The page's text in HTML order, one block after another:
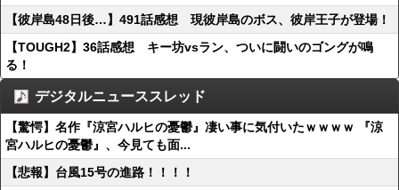
【彼岸島48日後…】491話感想 現彼岸島のボス、彼岸王子が登場！
【TOUGH2】36話感想 キー坊vsラン、ついに闘いのゴングが鳴
る！
デジタルニューススレッド
【驚愕】名作『涼宮ハルヒの憂鬱』凄い事に気付いたｗｗｗｗ 『涼
宮ハルヒの憂鬱』、今見ても面...
【悲報】台風15号の進路！！！！